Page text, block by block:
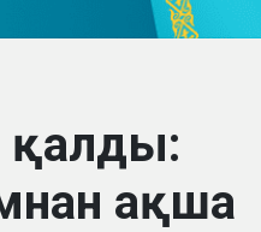
қалды:
ақша